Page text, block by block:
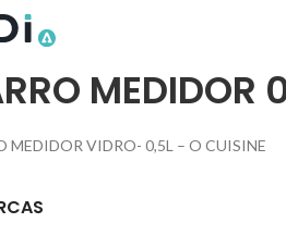
MEDIDOR
MEDIDOR VIDRO- 0,5L – O CUISINE